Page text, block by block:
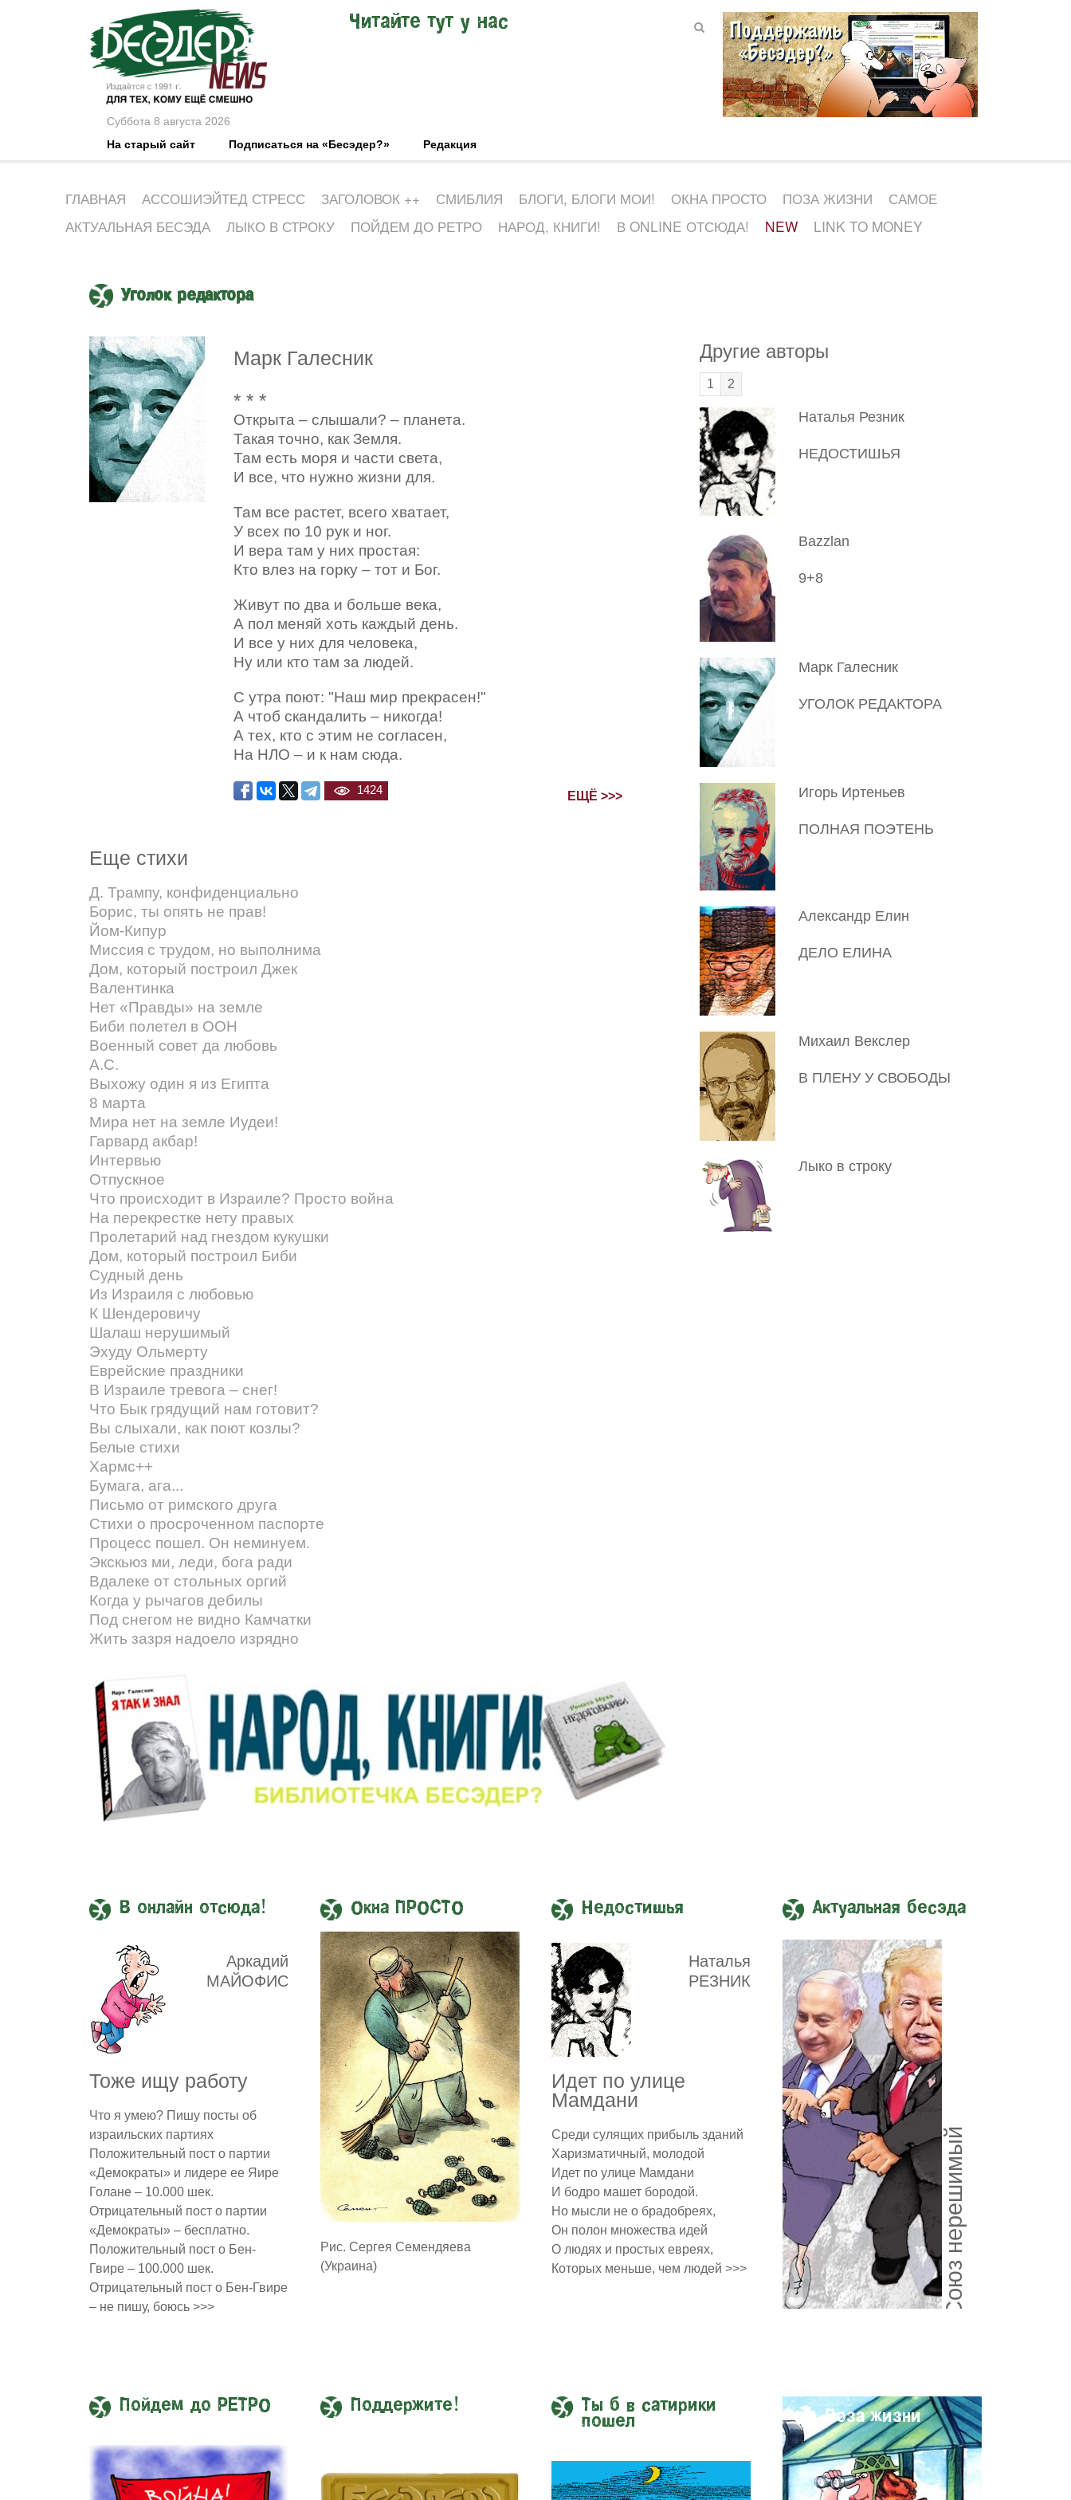
Суббота 8 августа 2026
Читайте тут у нас
На старый сайт Подписаться на «Бесэдер?» Редакция
ГЛАВНАЯ АССОШИЭЙТЕД СТРЕСС ЗАГОЛОВОК ++ СМИБЛИЯ БЛОГИ, БЛОГИ МОИ! ОКНА ПРОСТО ПОЗА ЖИЗНИ
САМОЕ
АКТУАЛЬНАЯ БЕСЭДА
ЛЫКО В СТРОКУ ПОЙДЕМ ДО РЕТРО НАРОД, КНИГИ! В ONLINE ОТСЮДА! NEW LINK TO MONEY
Уголок редактора
Марк Галесник
* * *
Открыта – слышали? – планета.
Такая точно, как Земля.
Там есть моря и части света,
И все, что нужно жизни для.
Там все растет, всего хватает,
У всех по 10 рук и ног.
И вера там у них простая:
Кто влез на горку – тот и Бог.
Живут по два и больше века,
А пол меняй хоть каждый день.
И все у них для человека,
Ну или кто там за людей.
С утра поют: "Наш мир прекрасен!"
А чтоб скандалить – никогда!
А тех, кто с этим не согласен,
На НЛО – и к нам сюда.
1424 ЕЩЁ >>>
Еще стихи
Д. Трампу, конфиденциально
Борис, ты опять не прав!
Йом-Кипур
Миссия с трудом, но выполнима
Дом, который построил Джек
Валентинка
Нет «Правды» на земле
Биби полетел в ООН
Военный совет да любовь
А.С.
Выхожу один я из Египта
8 марта
Мира нет на земле Иудеи!
Гарвард акбар!
Интервью
Отпускное
Что происходит в Израиле? Просто война
На перекрестке нету правых
Пролетарий над гнездом кукушки
Дом, который построил Биби
Судный день
Из Израиля с любовью
К Шендеровичу
Шалаш нерушимый
Эхуду Ольмерту
Еврейские праздники
В Израиле тревога – снег!
Что Бык грядущий нам готовит?
Вы слыхали, как поют козлы?
Белые стихи
Хармс++
Бумага, ага...
Письмо от римского друга
Стихи о просроченном паспорте
Процесс пошел. Он неминуем.
Экскьюз ми, леди, бога ради
Вдалеке от стольных оргий
Когда у рычагов дебилы
Под снегом не видно Камчатки
Жить зазря надоело изрядно
Другие авторы
1 2
Наталья Резник
НЕДОСТИШЬЯ
Bazzlan
9+8
Марк Галесник
УГОЛОК РЕДАКТОРА
Игорь Иртеньев
ПОЛНАЯ ПОЭТЕНЬ
Александр Елин
ДЕЛО ЕЛИНА
Михаил Векслер
В ПЛЕНУ У СВОБОДЫ
Лыко в строку
В онлайн отсюда!
Аркадий
МАЙОФИС
Тоже ищу работу
Что я умею? Пишу посты об
израильских партиях
Положительный пост о партии
«Демократы» и лидере ее Яире
Голане – 10.000 шек.
Отрицательный пост о партии
«Демократы» – бесплатно.
Положительный пост о Бен-
Гвире – 100.000 шек.
Отрицательный пост о Бен-Гвире
– не пишу, боюсь >>>
Окна ПРОСТО
Рис. Сергея Семендяева
(Украина)
Недостишья
Наталья
РЕЗНИК
Идет по улице
Мамдани
Среди сулящих прибыль зданий
Харизматичный, молодой
Идет по улице Мамдани
И бодро машет бородой.
Но мысли не о брадобреях,
Он полон множества идей
О людях и простых евреях,
Которых меньше, чем людей >>>
Актуальная бесэда
Союз нерешимый
Пойдем до РЕТРО Поддержите!
Ты б в сатирики
пошел
Поза жизни